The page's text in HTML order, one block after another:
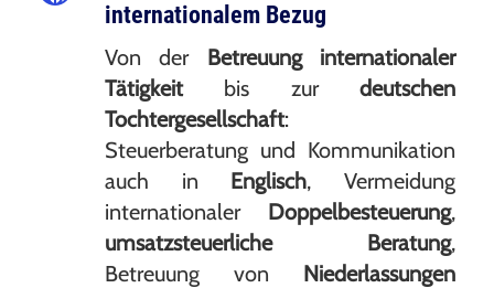
internationalem Bezug
Von der Betreuung internationaler
Tätigkeitbis zur deutschen
Tochtergesellschaft:
Steuerberatung und Kommunikation
auch in Englisch, Vermeidung
internationaler Doppelbesteuerung,
umsatzsteuerliche Beratung,
Betreuung von Niederlassungen